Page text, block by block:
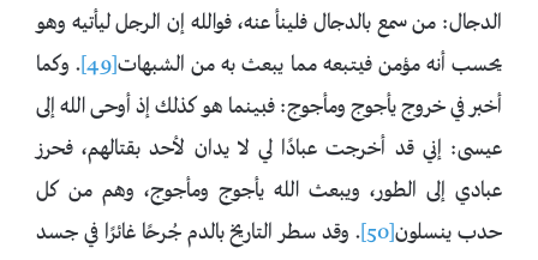
الدجال: من سمع بالدجال ‌فلينأ ‌عنه، فوالله إن الرجل ليأتيه وهو
يحسب أنه مؤمن فيتبعه مما يبعث به من الشبهات[49]
. وكما
أخبر في خروج يأجوج ومأجوج: فبينما هو كذلك إذ أوحى الله إلى
عيسى: إني قد أخرجت عبادًا لي ‌لا ‌يدان لأحد بقتالهم، فحرز
عبادي إلى ‌الطور، ويبعث الله يأجوج ومأجوج، وهم من كل
حدب ينسلون[50]
. وقد سطر التاريخ بالدم جُرحًا غائرًا في جسد